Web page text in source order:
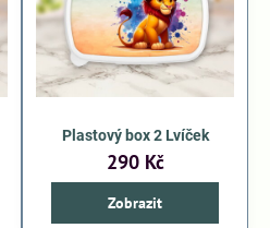
Plastový box 2 Lvíček
290 Kč
Zobrazit